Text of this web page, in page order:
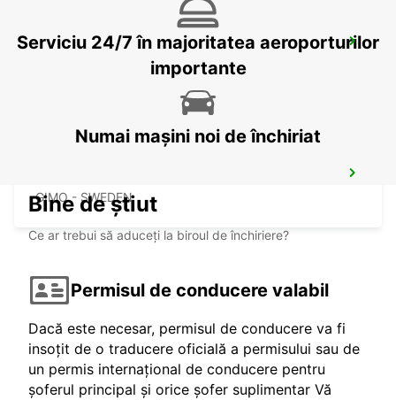
VALLENTUNA
VALLENTUNA - SWEDEN
GIMO - SWEDEN
Serviciu 24/7 în majoritatea aeroporturilor
importante
Numai mașini noi de închiriat
Bine de știut
Ce ar trebui să aduceți la biroul de închiriere?
Permisul de conducere valabil
Dacă este necesar, permisul de conducere va fi
insoțit de o traducere oficială a permisului sau de
un permis internațional de conducere pentru
șoferul principal și orice șofer suplimentar Vă